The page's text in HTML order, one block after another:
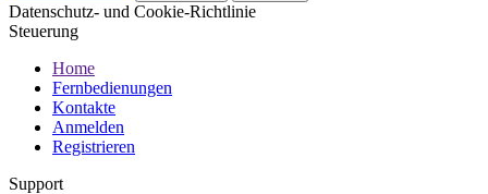
Datenschutz- und Cookie-Richtlinie
Steuerung
Home
Fernbedienungen
Kontakte
Anmelden
Registrieren
Support